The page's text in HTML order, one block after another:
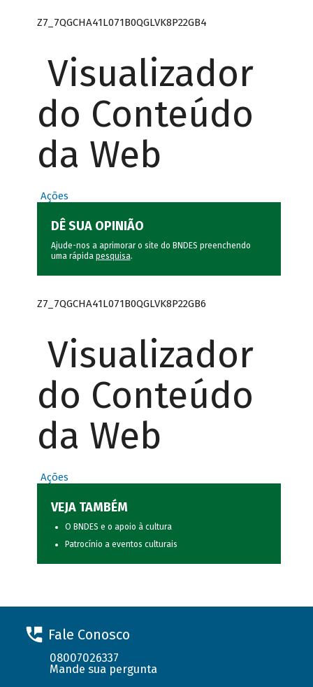
Z7_7QGCHA41L071B0QGLVK8P22GB4
Visualizador
do Conteúdo
da Web
Ações
DÊ SUA OPINIÃO
Ajude-nos a aprimorar o site do BNDES preenchendo
uma rápida pesquisa.
Z7_7QGCHA41L071B0QGLVK8P22GB6
Visualizador
do Conteúdo
da Web
Ações
VEJA TAMBÉM
O BNDES e o apoio à cultura
Patrocínio a eventos culturais
Fale Conosco
08007026337
Mande sua pergunta